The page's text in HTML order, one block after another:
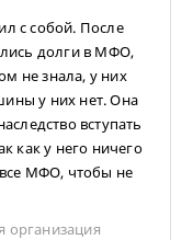
с собой. После
долги в МФО,
не знала, у них
у них нет. Она
вступать
как у него ничего
МФО, чтобы не
организация